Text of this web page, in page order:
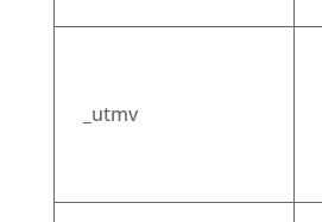
_utmv